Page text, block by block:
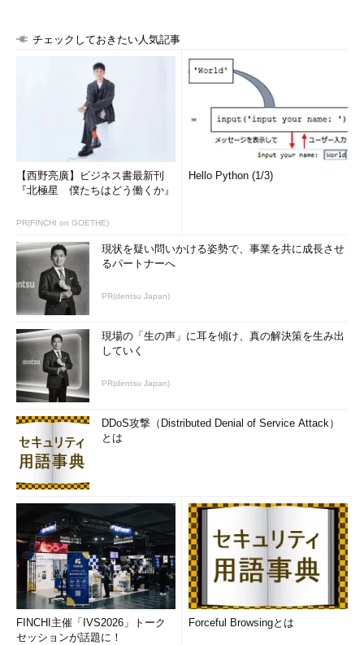
チェックしておきたい人気記事
【西野亮廣】ビジネス書最新刊
『北極星 僕たちはどう働くか』
PR(FINCHI on GOETHE)
Hello Python (1/3)
現状を疑い問いかける姿勢で、事業を共に成長させ
るパートナーへ
PR(dentsu Japan)
現場の「生の声」に耳を傾け、真の解決策を生み出
していく
PR(dentsu Japan)
DDoS攻撃（Distributed Denial of Service Attack）
とは
FINCHI主催「IVS2026」トーク
セッションが話題に！
Forceful Browsingとは